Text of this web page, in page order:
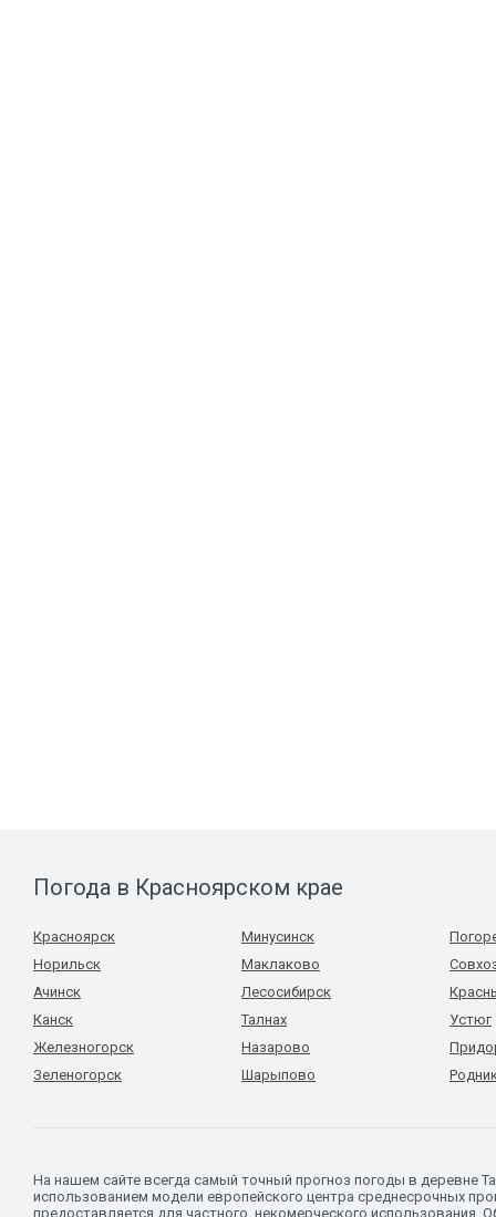
Погода в Красноярском крае
Красноярск
Норильск
Ачинск
Канск
Железногорск
Зеленогорск
Минусинск
Маклаково
Лесосибирск
Талнах
Назарово
Шарыпово
Устюг
На нашем сайте всегда самый точный прогноз погоды в деревне
использованием модели европейского центра среднесрочных
предоставляется для частного, некомерческого использования.